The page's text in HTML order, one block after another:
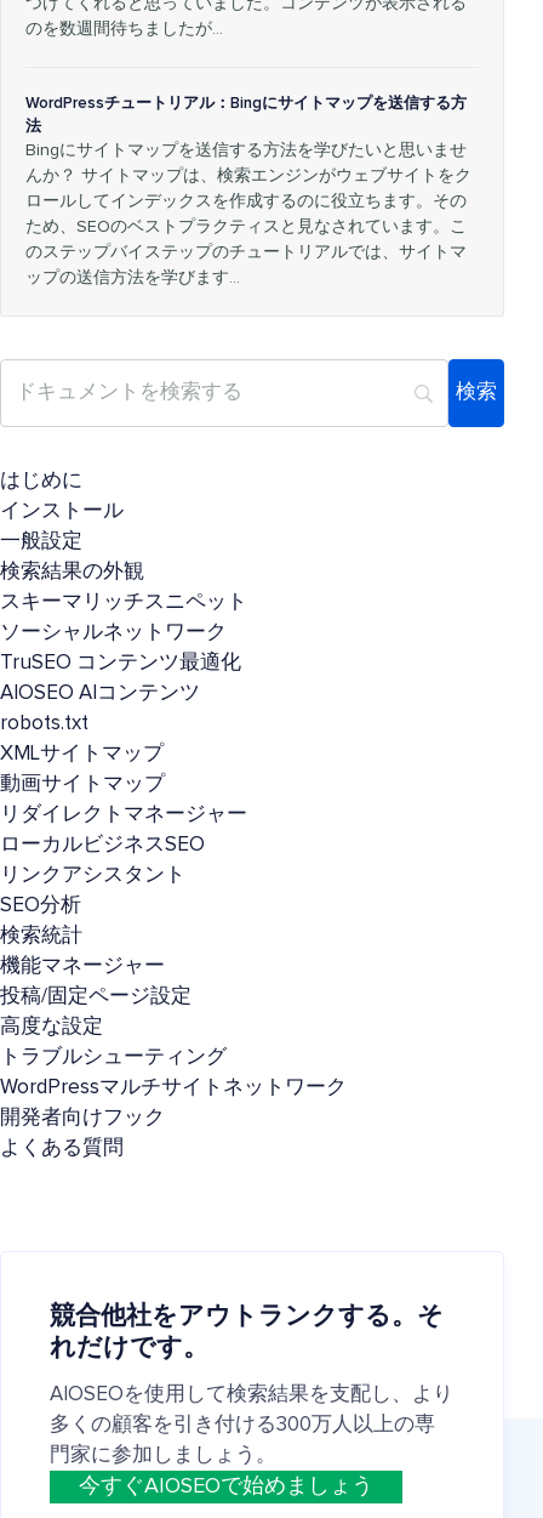
つけてくれると思っていました。コンテンツが表示される
のを数週間待ちましたが…
WordPressチュートリアル：Bingにサイトマップを送信する方
法
Bingにサイトマップを送信する方法を学びたいと思いませ
んか？ サイトマップは、検索エンジンがウェブサイトをク
ロールしてインデックスを作成するのに役立ちます。その
ため、SEOのベストプラクティスと見なされています。こ
のステップバイステップのチュートリアルでは、サイトマ
ップの送信方法を学びます…
はじめに
インストール
一般設定
検索結果の外観
スキーマリッチスニペット
ソーシャルネットワーク
TruSEO コンテンツ最適化
AIOSEO AIコンテンツ
robots.txt
XMLサイトマップ
動画サイトマップ
リダイレクトマネージャー
ローカルビジネスSEO
リンクアシスタント
SEO分析
検索統計
機能マネージャー
投稿/固定ページ設定
高度な設定
トラブルシューティング
WordPressマルチサイトネットワーク
開発者向けフック
よくある質問
競合他社をアウトランクする。そ
れだけです。
AIOSEOを使用して検索結果を支配し、より
多くの顧客を引き付ける300万人以上の専
門家に参加しましょう。
今すぐAIOSEOで始めましょう